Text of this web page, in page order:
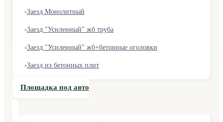
Заезд Монолитный
Заезд "Усиленный" жб труба
Заезд "Усиленный" жб+бетонные оголовки
Заезд из бетонных плит
Площадка под авто